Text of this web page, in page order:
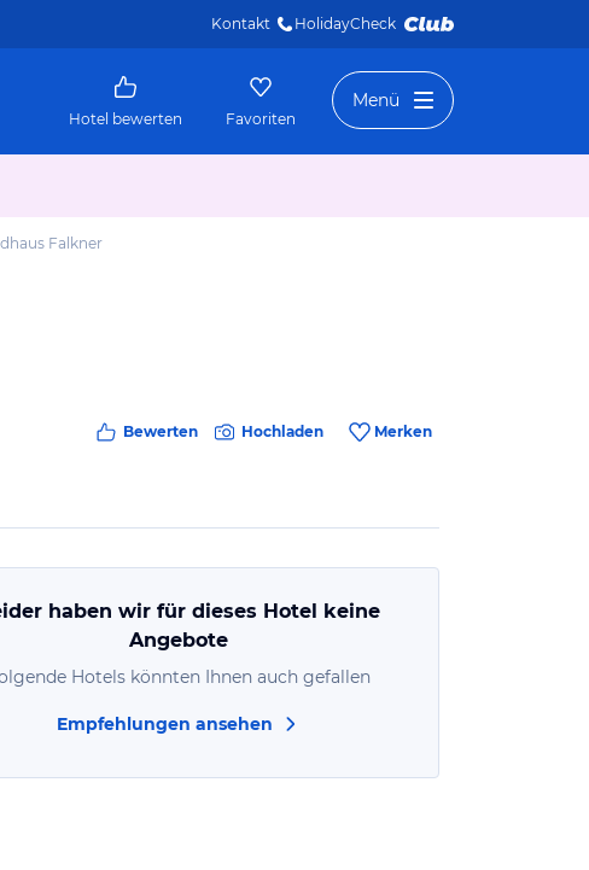
Kontakt HolidayCheck
Hotel bewerten Favoriten
Menü
Falkner
Bewerten Hochladen Merken
haben wir für dieses Hotel keine
Angebote
Hotels könnten Ihnen auch gefallen
Empfehlungen ansehen